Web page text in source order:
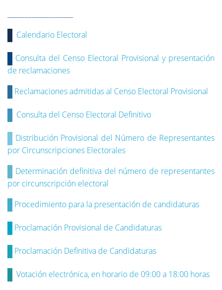
Calendario Electoral
Consulta del Censo Electoral Provisional y presentación
de reclamaciones
Reclamaciones admitidas al Censo Electoral Provisional
Consulta del Censo Electoral Definitivo
Distribución Provisional del Número de Representantes
por Circunscripciones Electorales
Determinación definitiva del número de representantes
por circunscripción electoral
Procedimiento para la presentación de candidaturas
Proclamación Provisional de Candidaturas
Proclamación Definitiva de Candidaturas
Votación electrónica, en horario de 09:00 a 18:00 horas